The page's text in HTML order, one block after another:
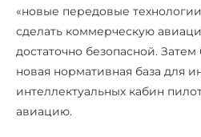
«новые передовые
сделать коммерческую
достаточно безопасной.
новая нормативная база для
интеллектуальных кабин
авиацию.